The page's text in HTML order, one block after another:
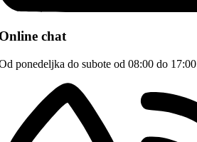
chat
ponedeljka do subote od 08:00 do 17:00